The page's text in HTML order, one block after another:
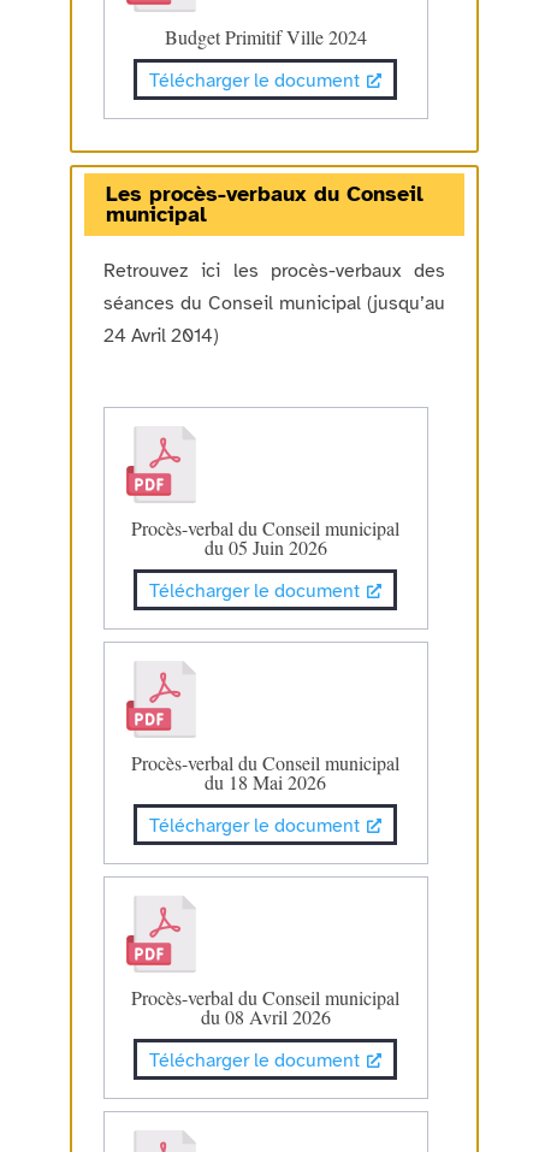
Budget Primitif Ville 2024
Télécharger le document
Les procès-verbaux du Conseil
municipal
Retrouvez ici les procès-verbaux des
séances du Conseil municipal (jusqu’au
24 Avril 2014)
Procès-verbal du Conseil municipal
du 05 Juin 2026
Télécharger le document
Procès-verbal du Conseil municipal
du 18 Mai 2026
Télécharger le document
Procès-verbal du Conseil municipal
du 08 Avril 2026
Télécharger le document